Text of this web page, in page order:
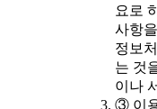
요로
사항
정보
는 것
이나
③ 이